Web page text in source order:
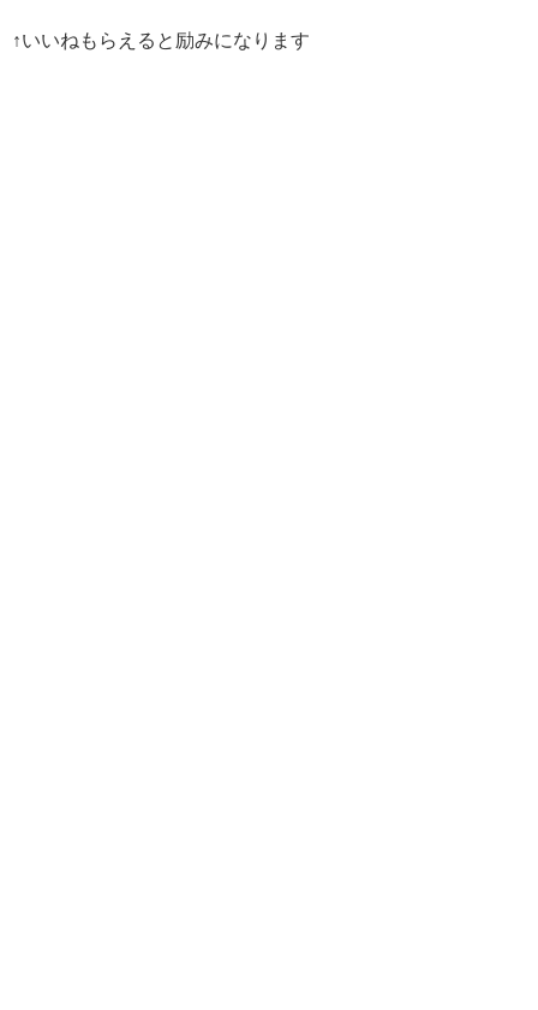
↑いいねもらえると励みになります